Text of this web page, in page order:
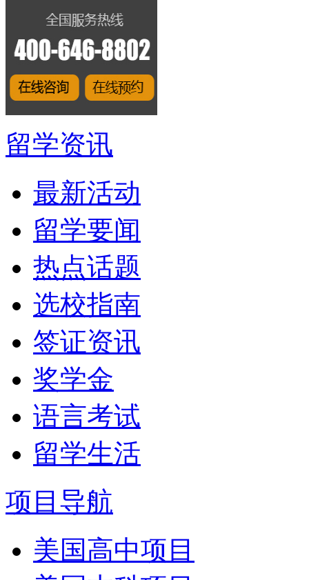
留学资讯
最新活动
留学要闻
热点话题
选校指南
签证资讯
奖学金
语言考试
留学生活
项目导航
美国高中项目